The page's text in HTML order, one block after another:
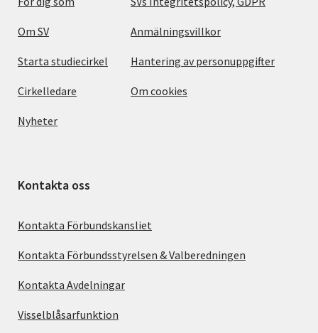
Om SV
Starta studiecirkel
Cirkelledare
Nyheter
Anmälningsvillkor
Hantering av personuppgifter
Om cookies
Kontakta oss
Kontakta Förbundskansliet
Kontakta Förbundsstyrelsen & Valberedningen
Kontakta Avdelningar
Visselblåsarfunktion